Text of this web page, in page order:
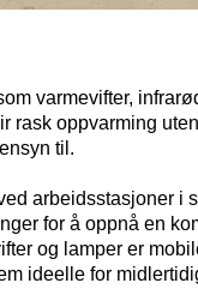
varmevifter,
rask oppvarming
til.
arbeidsstasjoner i
for å oppnå en
og lamper er
ideelle for